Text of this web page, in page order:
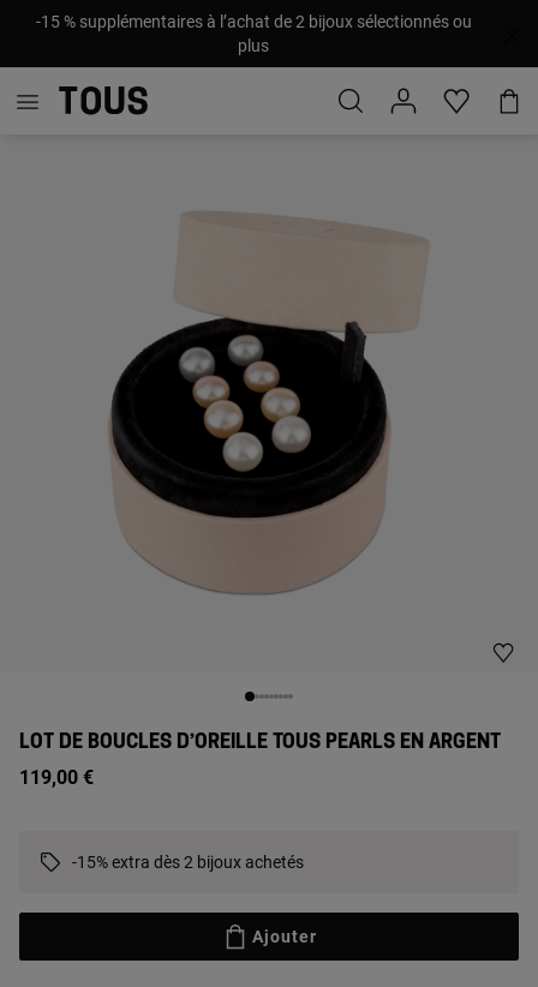
-15 % supplémentaires à l’achat de 2 bijoux sélectionnés ou
plus
LOT DE BOUCLES D’OREILLE TOUS PEARLS EN ARGENT
119,00 €
-15% extra dès 2 bijoux achetés
Ajouter